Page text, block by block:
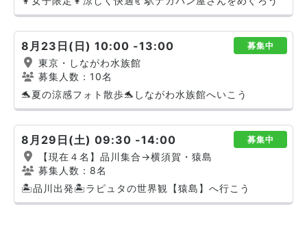
8月23日(日) 10:00 -13:00 募集中
東京・しながわ水族館
募集人数：10名
🐬夏の涼感フォト散歩🐬しながわ水族館へいこう
8月29日(土) 09:30 -14:00 募集中
【現在４名】品川集合→横須賀・猿島
募集人数：8名
🏝️品川出発🏝️ラピュタの世界観【猿島】へ行こう